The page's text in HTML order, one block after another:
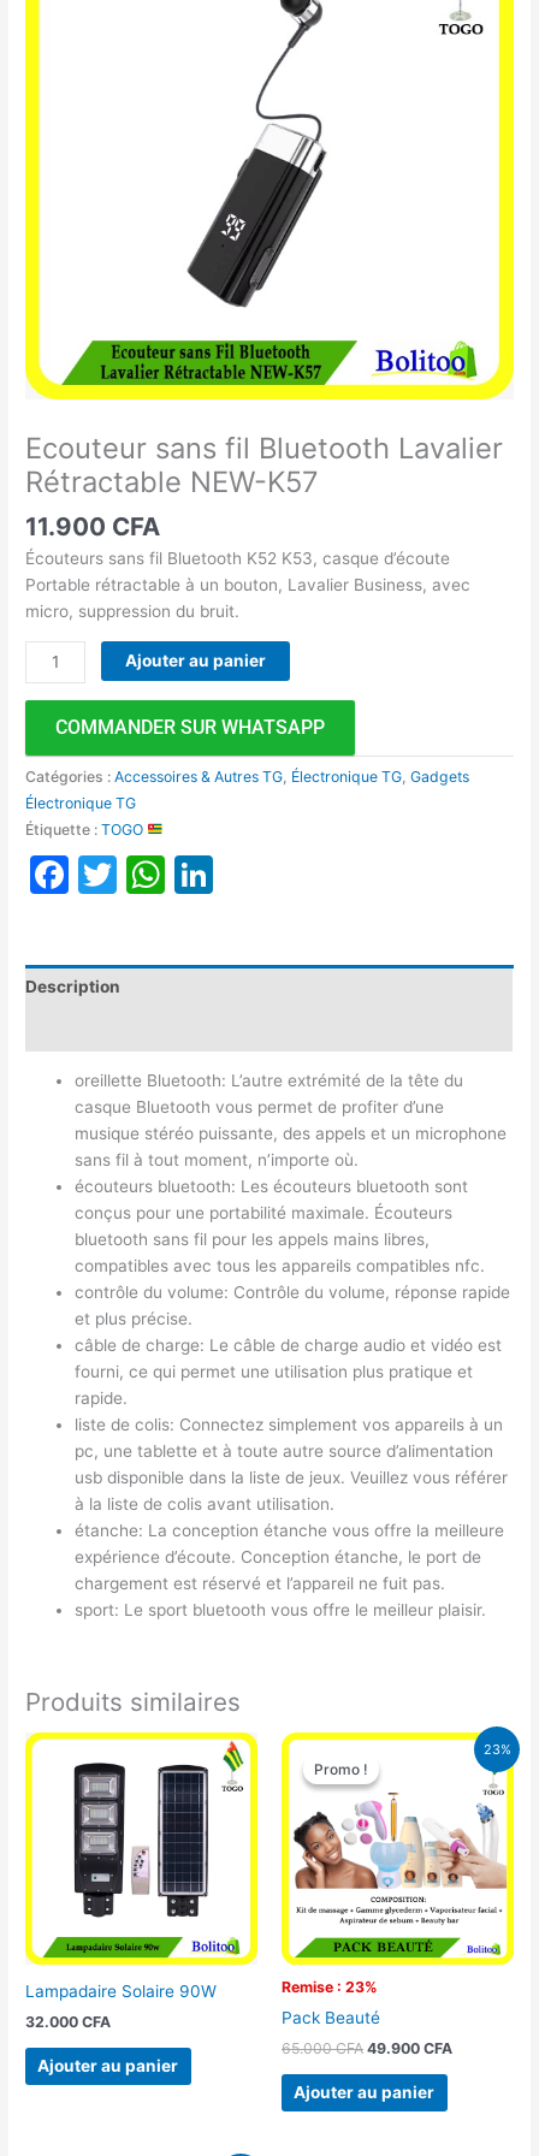
Ecouteur sans fil Bluetooth Lavalier
Rétractable NEW-K57
11.900 CFA
Écouteurs sans fil Bluetooth K52 K53, casque d’écoute
Portable rétractable à un bouton, Lavalier Business, avec
micro, suppression du bruit.
Ajouter au panier
COMMANDER SUR WHATSAPP
Catégories :Accessoires & Autres TG Électronique TG ,Gadgets
Électronique TG
Étiquette :TOGO
Facebook
TwitterWhatsApp
Description
oreillette Bluetooth: L’autre extrémité de la tête du
casque Bluetooth vous permet de profiter d’une
musique stéréo puissante, des appels et un microphone
sans fil à tout moment, n’importe où.
écouteurs bluetooth: Les écouteurs bluetooth sont
conçus pour une portabilité maximale. Écouteurs
bluetooth sans fil pour les appels mains libres,
compatibles avec tous les appareils compatibles nfc.
contrôle du volume: Contrôle du volume, réponse rapide
et plus précise.
câble de charge: Le câble de charge audio et vidéo est
fourni, ce qui permet une utilisation plus pratique et
rapide.
liste de colis: Connectez simplement vos appareils à un
pc, une tablette et à toute autre source d’alimentation
usb disponible dans la liste de jeux. Veuillez vous référer
à la liste de colis avant utilisation.
étanche: La conception étanche vous offre la meilleure
expérience d’écoute. Conception étanche, le port de
chargement est réservé et l’appareil ne fuit pas.
sport: Le sport bluetooth vous offre le meilleur plaisir.
Produits similaires
Lampadaire Solaire 90W
32.000CFA
Ajouter au panier
23%
Promo !
Remise : 23%
Promo !
Pack Beauté
65.000CFA
Le
prix
initial
était :
65.000 CFA.
49.900 CFA
Le
prix
actuel
est :
49.900
Ajouter au panier